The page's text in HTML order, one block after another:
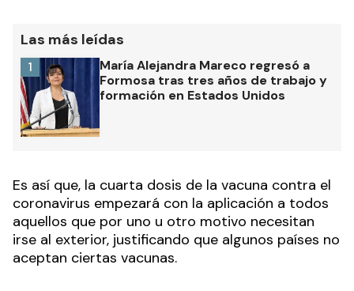
Las más leídas
María Alejandra Mareco regresó a
Formosa tras tres años de trabajo y
formación en Estados Unidos
1
Es así que, la cuarta dosis de la vacuna contra el
coronavirus empezará con la aplicación a todos
aquellos que por uno u otro motivo necesitan
irse al exterior, justificando que algunos países no
aceptan ciertas vacunas.